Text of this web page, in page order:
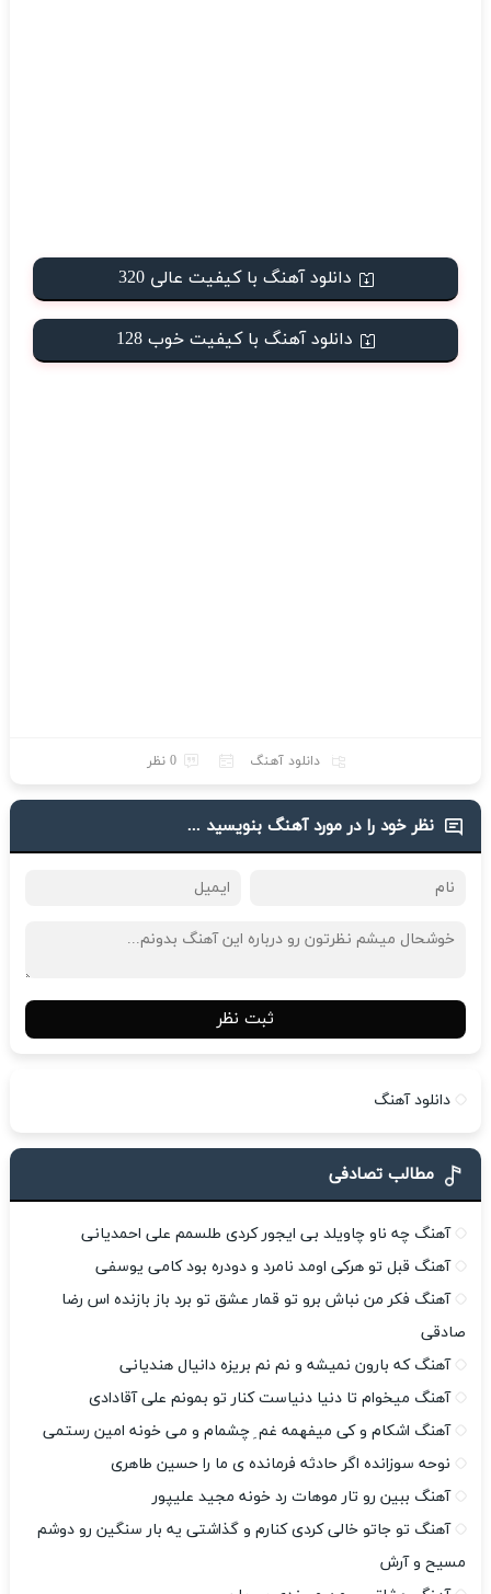
دانلود آهنگ با کیفیت عالی 320
دانلود آهنگ با کیفیت خوب 128
دانلود آهنگ 0 نظر
نظر خود را در مورد آهنگ بنویسید ...
ثبت نظر
دانلود آهنگ
مطالب تصادفی
آهنگ چه ناو چاویلد بی ایجور کردی طلسمم علی احمدیانی
آهنگ قبل تو هرکی اومد نامرد و دودره بود کامی یوسفی
آهنگ فکر من نباش برو تو قمار عشق تو برد باز بازنده اس رضا
صادقی
آهنگ که بارون نمیشه و نم نم بریزه دانیال هندیانی
آهنگ میخوام تا دنیا دنیاست کنار تو بمونم علی آقادادی
آهنگ اشکام و کی میفهمه غم ِ چشمام و می خونه امین رستمی
نوحه سوزانده اگر حادثه فرمانده ی ما را حسین طاهری
آهنگ ببین رو تار موهات رد خونه مجید علیپور
آهنگ تو جاتو خالی کردی کنارم و گذاشتی یه بار سنگین رو دوشم
مسیح و آرش